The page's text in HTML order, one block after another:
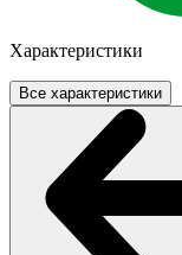
Характеристики
Все характеристики